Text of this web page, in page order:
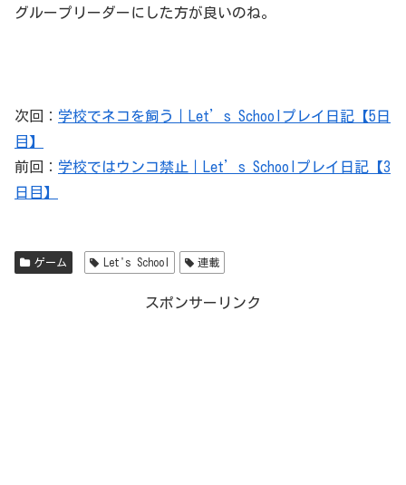
グループリーダーにした方が良いのね。
次回： 学校でネコを飼う｜Let’s Schoolプレイ日記【5日
目】
前回： 学校ではウンコ禁止｜Let’s Schoolプレイ日記【3
日目】
ゲーム Let's School 連載
スポンサーリンク